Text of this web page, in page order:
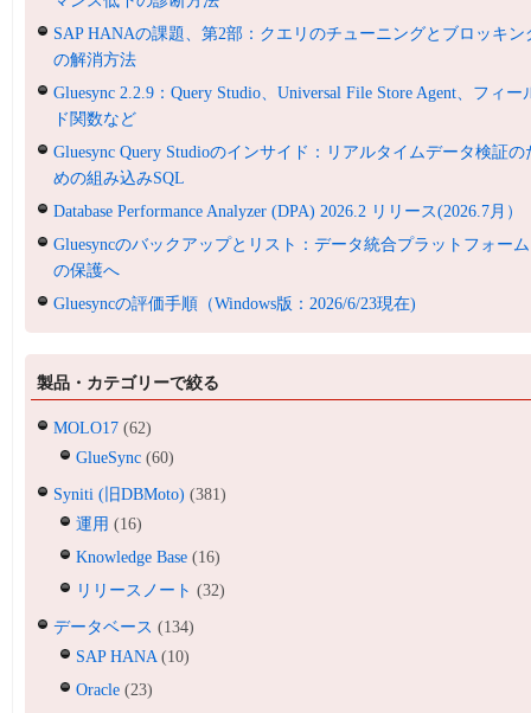
SAP HANAの課題、第2部：クエリのチューニングとブロッキン
の解消方法
Gluesync 2.2.9：Query Studio、Universal File Store Agent、フィー
ド関数など
Gluesync Query Studioのインサイド：リアルタイムデータ検証の
めの組み込みSQL
Database Performance Analyzer (DPA) 2026.2 リリース(2026.7月）
Gluesyncのバックアップとリスト：データ統合プラットフォーム
の保護へ
Gluesyncの評価手順（Windows版：2026/6/23現在)
製品・カテゴリーで絞る
MOLO17 (62)
GlueSync (60)
Syniti (旧DBMoto) (381)
運用 (16)
Knowledge Base (16)
リリースノート (32)
データベース (134)
SAP HANA(10)
Oracle (23)